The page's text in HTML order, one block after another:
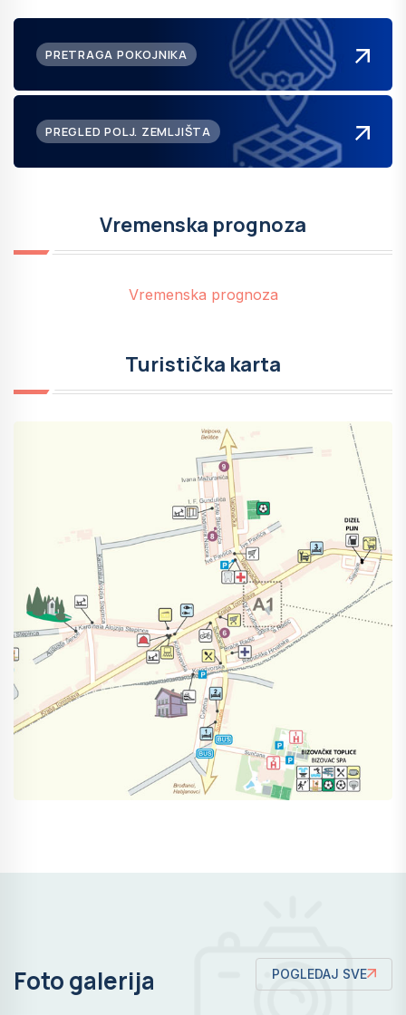
PRETRAGA POKOJNIKA
PREGLED POLJ. ZEMLJIŠTA
Vremenska prognoza
Vremenska prognoza
Turistička karta
Foto galerija POGLEDAJ SVE